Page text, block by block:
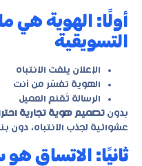
أولًا: الهوية هي
التسويقية
الإعلان يلفت الانتباه
الهوية تفسّر من أنت
الرسالة تُقنع العميل
بدون تصميم هوية تجارية
عشوائية لجذب الانتباه، دون
ثانيًا: الاتساق هو